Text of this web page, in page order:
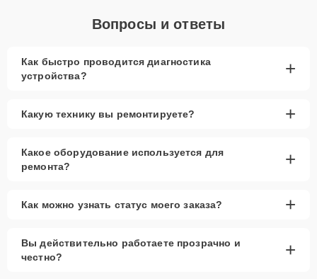
Вопросы и ответы
Как быстро проводится диагностика
устройства?
+
Какую технику вы ремонтируете? +
Какое оборудование используется для
ремонта?
+
Как можно узнать статус моего заказа? +
Вы действительно работаете прозрачно и
честно?
+